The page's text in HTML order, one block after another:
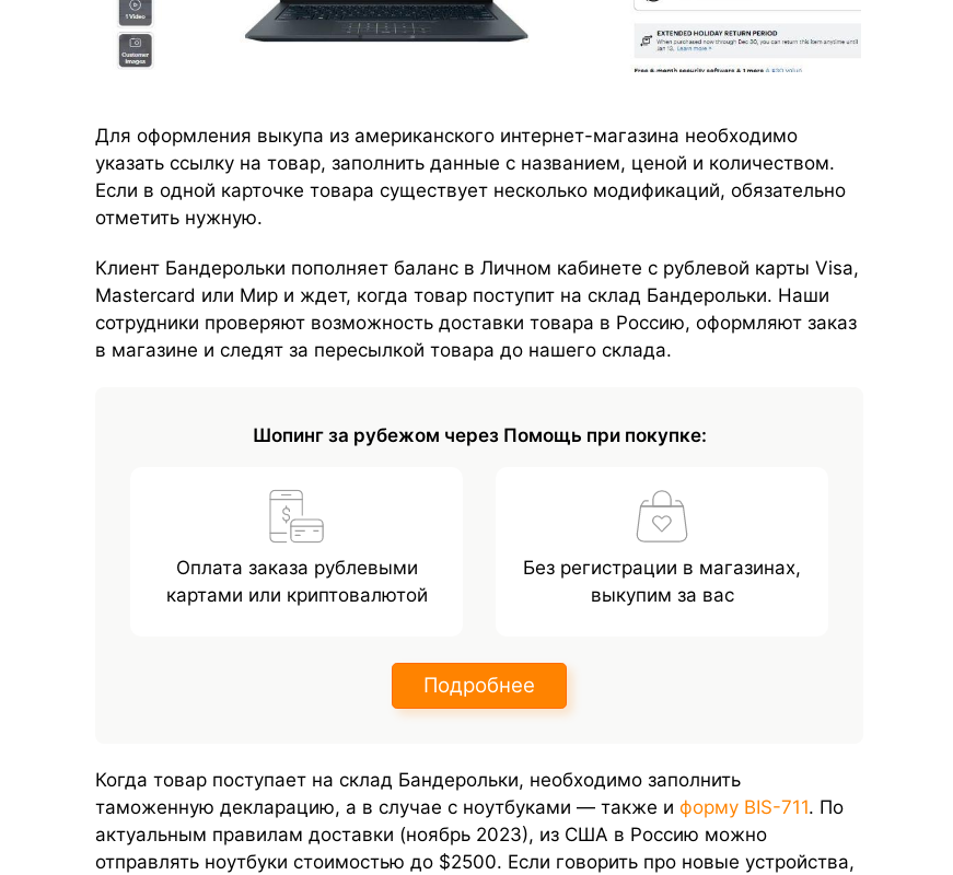
Для оформления выкупа из американского интернет-магазина необходимо
указать ссылку на товар, заполнить данные с названием, ценой и количеством.
Если в одной карточке товара существует несколько модификаций, обязательно
отметить нужную.
Клиент Бандерольки пополняет баланс в Личном кабинете с рублевой карты Visa,
Mastercard или Мир и ждет, когда товар поступит на склад Бандерольки. Наши
сотрудники проверяют возможность доставки товара в Россию, оформляют заказ
в магазине и следят за пересылкой товара до нашего склада.
Шопинг за рубежом через Помощь при покупке:
Оплата заказа рублевыми
картами или криптовалютой
Без регистрации в магазинах,
выкупим за вас
Подробнее
Когда товар поступает на склад Бандерольки, необходимо заполнить
таможенную декларацию, а в случае с ноутбуками — также и форму BIS-711. По
актуальным правилам доставки (ноябрь 2023), из США в Россию можно
отправлять ноутбуки стоимостью до $2500. Если говорить про новые устройства,